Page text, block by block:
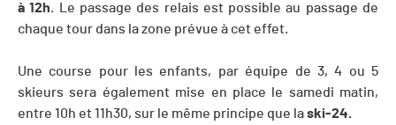
à 12h. Le passage des relais est possible au passage de
chaque tour dans la zone prévue à cet effet.
Une course pour les enfants, par équipe de 3, 4 ou 5
skieurs sera également mise en place le samedi matin,
entre 10h et 11h30, sur le même principe que laski-24.